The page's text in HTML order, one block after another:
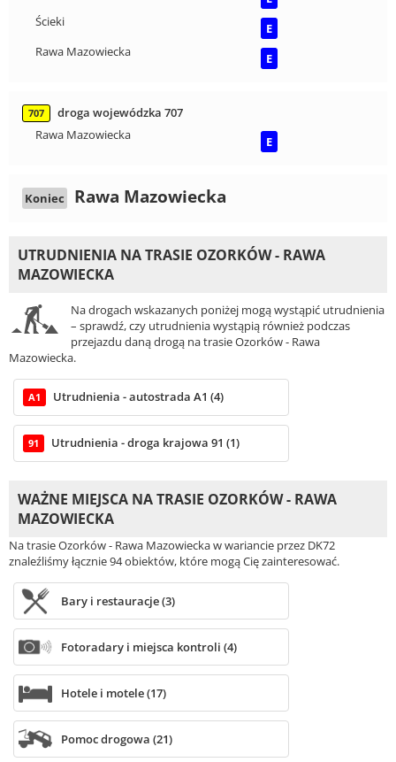
Ścieki
E
Rawa Mazowiecka
E
707
droga wojewódzka 707
Rawa Mazowiecka
E
Koniec Rawa Mazowiecka
UTRUDNIENIA NA TRASIE OZORKÓW - RAWA
MAZOWIECKA
Na drogach wskazanych poniżej mogą wystąpić utrudnienia
– sprawdź, czy utrudnienia wystąpią również podczas
przejazdu daną drogą na trasie Ozorków - Rawa
Mazowiecka.
A1 Utrudnienia - autostrada A1 (4)
91 Utrudnienia - droga krajowa 91 (1)
WAŻNE MIEJSCA NA TRASIE OZORKÓW - RAWA
MAZOWIECKA
Na trasie Ozorków - Rawa Mazowiecka w wariancie przez DK72
znaleźliśmy łącznie 94 obiektów, które mogą Cię zainteresować.
Bary i restauracje (3)
Fotoradary i miejsca kontroli (4)
Hotele i motele (17)
Pomoc drogowa (21)